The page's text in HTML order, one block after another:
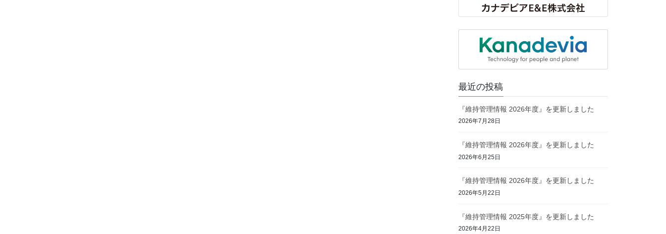
最近の投稿
『維持管理情報 2026年度』を更新しました
2026年7月28日
『維持管理情報 2026年度』を更新しました
2026年6月25日
『維持管理情報 2026年度』を更新しました
2026年5月22日
『維持管理情報 2025年度』を更新しました
2026年4月22日